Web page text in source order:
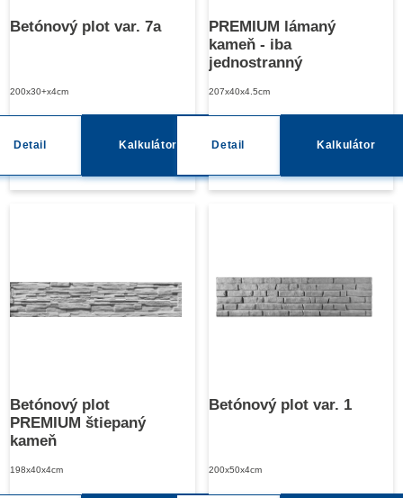
Betónový plot var. 7a
200x30+x4cm
Detail Kalkulátor
PREMIUM lámaný
kameň - iba
jednostranný
207x40x4.5cm
Detail Kalkulátor
Betónový plot
PREMIUM štiepaný
kameň
198x40x4cm
Betónový plot var. 1
200x50x4cm